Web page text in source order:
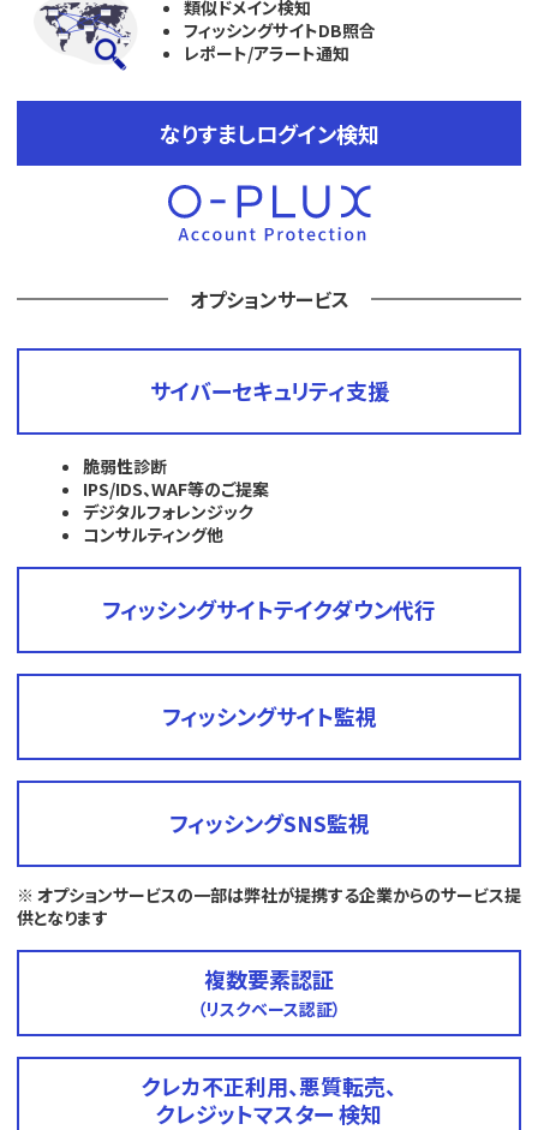
類似ドメイン検知
フィッシングサイトDB照合
レポート/アラート通知
なりすましログイン検知
オプションサービス
サイバーセキュリティ支援
脆弱性診断
IPS/IDS、WAF等のご提案
デジタルフォレンジック
コンサルティング他
フィッシングサイトテイクダウン代行
フィッシングサイト監視
フィッシングSNS監視
※ オプションサービスの一部は弊社が提携する企業からのサービス提
供となります
複数要素認証
（リスクベース認証）
クレカ不正利用、悪質転売、
クレジットマスター 検知